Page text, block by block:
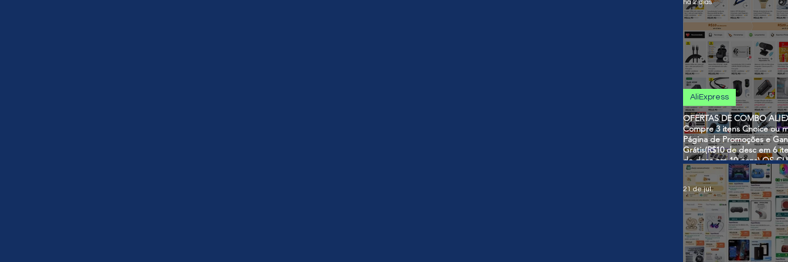
OFERTAS DE COMBO
Compre 3 itens Choice ou
Página de Promoções e
Grátis(R$10 de desc em 6
de desc em 10 itens) OS
SÃO VÁLIDOS NO COMBO
AliExpress
há 2 dias
21 de jul.